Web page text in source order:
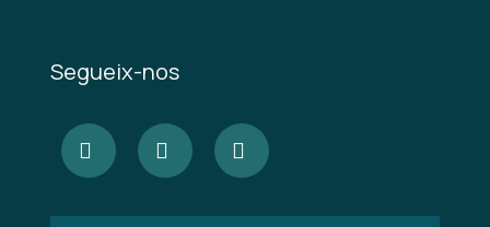
Segueix-nos
Veure
Kine
Veure
Kine
Veure
Kine